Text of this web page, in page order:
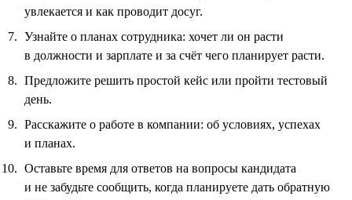
увлекается и как проводит досуг.
Узнайте о планах сотрудника: хочет ли он расти
в должности и зарплате и за счёт чего планирует расти.
Предложите решить простой кейс или пройти тестовый
день.
Расскажите о работе в компании: об условиях, успехах
и планах.
Оставьте время для ответов на вопросы кандидата
и не забудьте сообщить, когда планируете дать обратную